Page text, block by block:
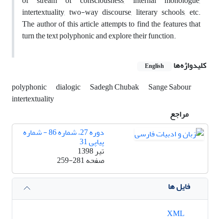
intertextuality, two-way discourse, literary schools, etc.
The author of this article attempts to find the features that
turn the text polyphonic and explore their function.
کلیدواژه‌ها
English
polyphonic dialogic Sadegh Chubak
Sange Sabour
intertextuality
مراجع
دوره 27، شماره 86 - شماره
پیاپی 31
تیر 1398
صفحه259-281
فایل ها